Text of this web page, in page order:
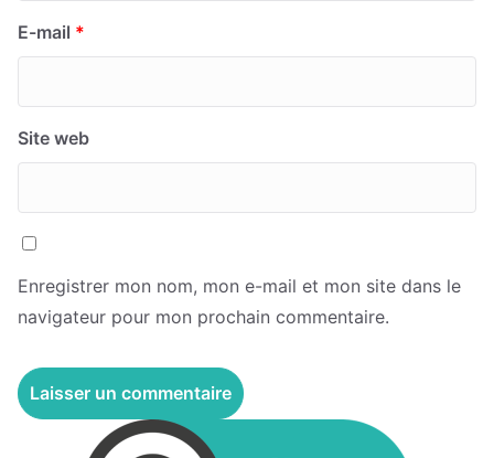
E-mail *
Site web
Enregistrer mon nom, mon e-mail et mon site dans le
navigateur pour mon prochain commentaire.